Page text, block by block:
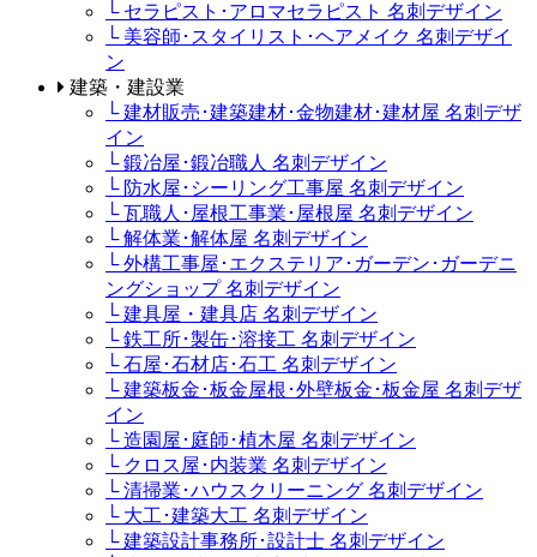
└ セラピスト･アロマセラピスト 名刺デザイン
└ 美容師･スタイリスト･ヘアメイク 名刺デザイ
ン
建築・建設業
└ 建材販売･建築建材･金物建材･建材屋 名刺デザ
イン
└ 鍛冶屋･鍛冶職人 名刺デザイン
└ 防水屋･シーリング工事屋 名刺デザイン
└ 瓦職人･屋根工事業･屋根屋 名刺デザイン
└ 解体業･解体屋 名刺デザイン
└ 外構工事屋･エクステリア･ガーデン･ガーデニ
ングショップ 名刺デザイン
└ 建具屋・建具店 名刺デザイン
└ 鉄工所･製缶･溶接工 名刺デザイン
└ 石屋･石材店･石工 名刺デザイン
└ 建築板金･板金屋根･外壁板金･板金屋 名刺デザ
イン
└ 造園屋･庭師･植木屋 名刺デザイン
└ クロス屋･内装業 名刺デザイン
└ 清掃業･ハウスクリーニング 名刺デザイン
└ 大工･建築大工 名刺デザイン
└ 建築設計事務所･設計士 名刺デザイン